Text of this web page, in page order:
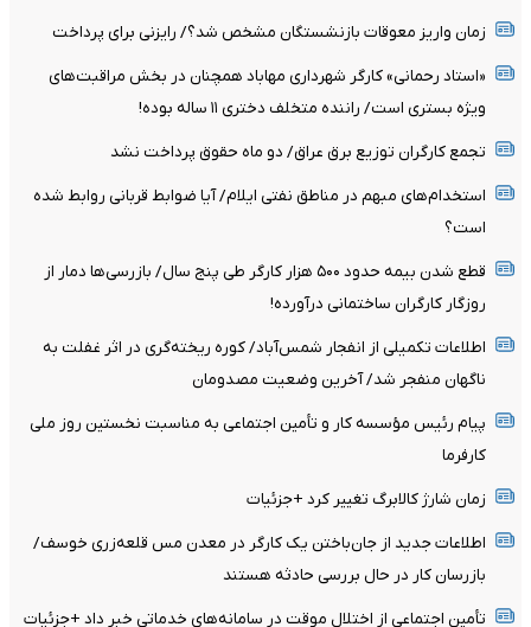
زمان واریز معوقات بازنشستگان مشخص شد؟/ رایزنی برای پرداخت
«استاد رحمانی» کارگر شهرداری مهاباد همچنان در بخش مراقبت‌های
ویژه بستری است/ راننده متخلف دختری ۱۱ ساله بوده!
تجمع کارگران توزیع برق عراق/ دو ماه حقوق پرداخت نشد
استخدام‌های مبهم در مناطق نفتی ایلام/ آیا ضوابط قربانی روابط شده
است؟
قطع شدن بیمه حدود ۵۰۰ هزار کارگر طی پنج سال/ بازرسی‌ها دمار از
روزگار کارگران ساختمانی درآورده!
اطلاعات تکمیلی از انفجار شمس‌آباد/ کوره ریخته‌گری در اثر غفلت به
ناگهان منفجر شد/ آخرین وضعیت مصدومان
پیام رئیس مؤسسه کار و تأمین اجتماعی به مناسبت نخستین روز ملی
کارفرما
زمان شارژ کالابرگ تغییر کرد +جزئیات
اطلاعات جدید از جان‌باختن یک کارگر در معدن مس قلعه‌زری خوسف/
بازرسان کار در حال بررسی حادثه هستند
تأمین اجتماعی از اختلال موقت در سامانه‌های خدماتی خبر داد +جزئیات